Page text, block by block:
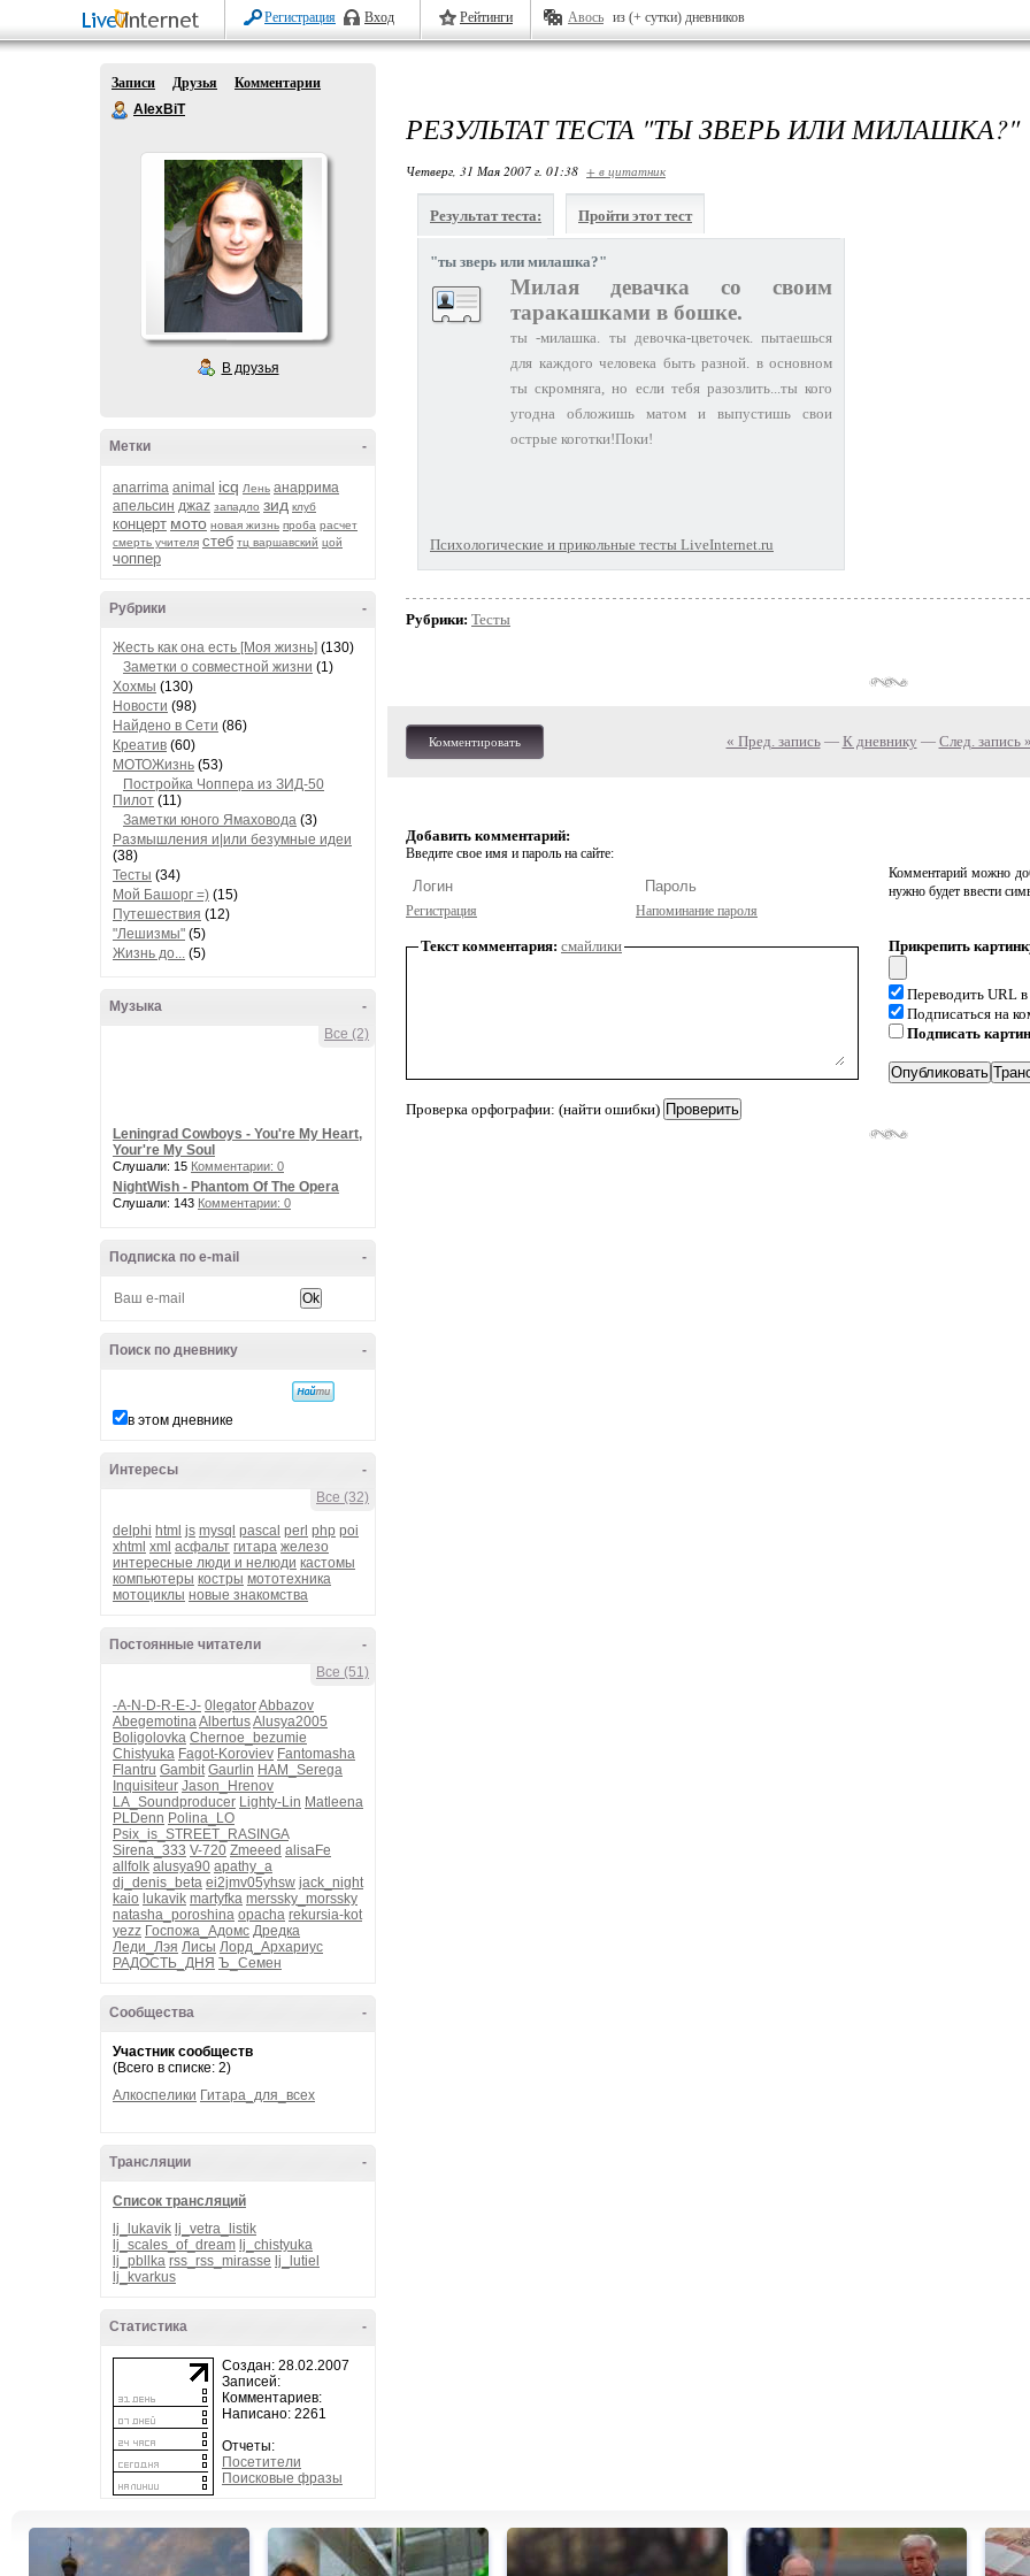
Регистрация Вход Рейтинги Авось из (+ сутки) дневников
Записи Друзья
Комментарии
AlexBiT
В друзья
-
Метки
anarrima animal icq Лень анаррима
апельсин джаz западло зид клуб
концерт мото новая жизнь проба расчет
смерть учителя стеб тц варшавский цой
чоппер
-
Рубрики
Жесть как она есть [Моя жизнь] (130)
Заметки о совместной жизни (1)
Хохмы (130)
Новости (98)
Найдено в Сети (86)
Креатив (60)
МОТОЖизнь (53)
Постройка Чоппера из ЗИД-50
Пилот (11)
Заметки юного Ямаховода (3)
Размышления и|или безумные идеи
(38)
Тесты (34)
Мой Башорг =) (15)
Путешествия (12)
"Лешизмы" (5)
Жизнь до... (5)
-
Музыка
Все (2)
Leningrad Cowboys - You're My Heart,
Your're My Soul
Слушали: 15 Комментарии: 0
NightWish - Phantom Of The Opera
Слушали: 143 Комментарии: 0
-
Подписка по e-mail
-
Поиск по дневнику
в этом дневнике
-
Интересы
Все (32)
delphi html js mysql pascal perl php poi
xhtml xml асфальт гитара железо
интересные люди и нелюди кастомы
компьютеры костры мототехника
мотоциклы новые знакомства
-
Постоянные читатели
Все (51)
-A-N-D-R-E-J- 0legatorAbbazov
AbegemotinaAlbertusAlusya2005
Boligolovka Chernoe_bezumie
Chistyuka Fagot-Koroviev Fantomasha
Flantru Gambit Gaurlin HAM_Serega
Inquisiteur Jason_Hrenov
LA_Soundproducer Lighty-Lin Matleena
PLDenn Polina_LO
Psix_is_STREET_RASINGA
Sirena_333 V-720 Zmeeed alisaFe
allfolk alusya90 apathy_a
dj_denis_beta ei2jmv05yhsw jack_night
kaio lukavik martyfka merssky_morssky
natasha_poroshina opacha rekursia-kot
yezz Госпожа_Адомс Дредка
Леди_Лэя Лисы Лорд_Архариус
РАДОСТЬ_ДНЯ Ъ_Семен
-
Сообщества
Участник сообществ
(Всего в списке: 2)
Алкоспелики Гитара_для_всех
-
Трансляции
Список трансляций
lj_lukavik lj_vetra_listik
lj_scales_of_dream lj_chistyuka
lj_pbllka rss_rss_mirasse lj_lutiel
lj_kvarkus
-
Статистика
Создан: 28.02.2007
Записей:
Комментариев:
Написано: 2261
Отчеты:
Посетители
Поисковые фразы
РЕЗУЛЬТАТ ТЕСТА "ТЫ ЗВЕРЬ ИЛИ МИЛАШКА?"
Четверг, 31 Мая 2007 г. 01:38 + в цитатник
Результат теста: Пройти этот тест
"ты зверь или милашка?"
Милая девачка со своим
таракашками в бошке.
ты -милашка. ты девочка-цветочек. пытаешься
для каждого человека быть разной. в основном
ты скромняга, но если тебя разозлить...ты кого
угодна обложишь матом и выпустишь свои
острые коготки!Поки!
Психологические и прикольные тесты LiveInternet.ru
Рубрики: Тесты
Комментировать « Пред. запись— К дневнику — След. запись
Добавить комментарий:
Введите свое имя и пароль на сайте:
Регистрация Напоминание пароля
Комментарий можно
нужно будет ввести
Текст комментария: смайлики
Проверка орфографии: (найти ошибки)
Прикрепить
Переводить URL
Подписаться на
Подписать